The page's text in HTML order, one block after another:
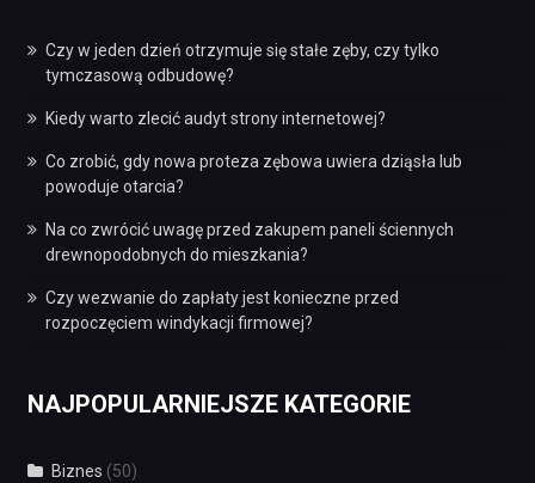
Czy w jeden dzień otrzymuje się stałe zęby, czy tylko
tymczasową odbudowę?
Kiedy warto zlecić audyt strony internetowej?
Co zrobić, gdy nowa proteza zębowa uwiera dziąsła lub
powoduje otarcia?
Na co zwrócić uwagę przed zakupem paneli ściennych
drewnopodobnych do mieszkania?
Czy wezwanie do zapłaty jest konieczne przed
rozpoczęciem windykacji firmowej?
NAJPOPULARNIEJSZE KATEGORIE
Biznes (50)